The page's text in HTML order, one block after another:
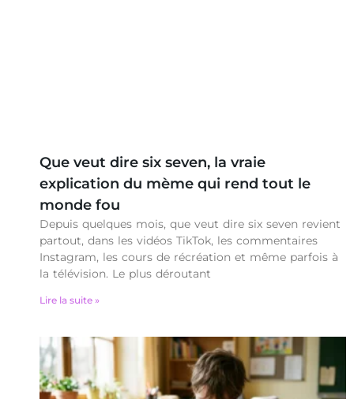
Que veut dire six seven, la vraie
explication du mème qui rend tout le
monde fou
Depuis quelques mois, que veut dire six seven revient
partout, dans les vidéos TikTok, les commentaires
Instagram, les cours de récréation et même parfois à
la télévision. Le plus déroutant
Lire la suite »